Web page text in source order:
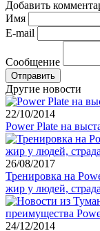
Добавить
Имя
E-mail
Сообщение
Другие новости
22/10/2014
Power Plate на
26/08/2017
Тренировка на
жир у людей,
24/12/2014